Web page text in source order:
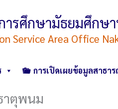
ารศึกษามัธยมศึกษ
Service Area Office
การเปิดเผยข้อมูลสาธา
าตุพนม